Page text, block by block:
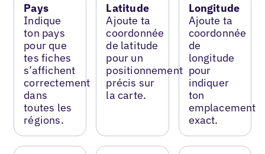
Pays
Indique
ton pays
pour que
tes fiches
s’affichent
correctement
dans
toutes les
régions.
Latitude
Ajoute ta
coordonnée
de latitude
pour un
positionnement
précis sur
la carte.
Longitude
Ajoute ta
coordonnée
de
longitude
pour
indiquer
ton
emplacement
exact.